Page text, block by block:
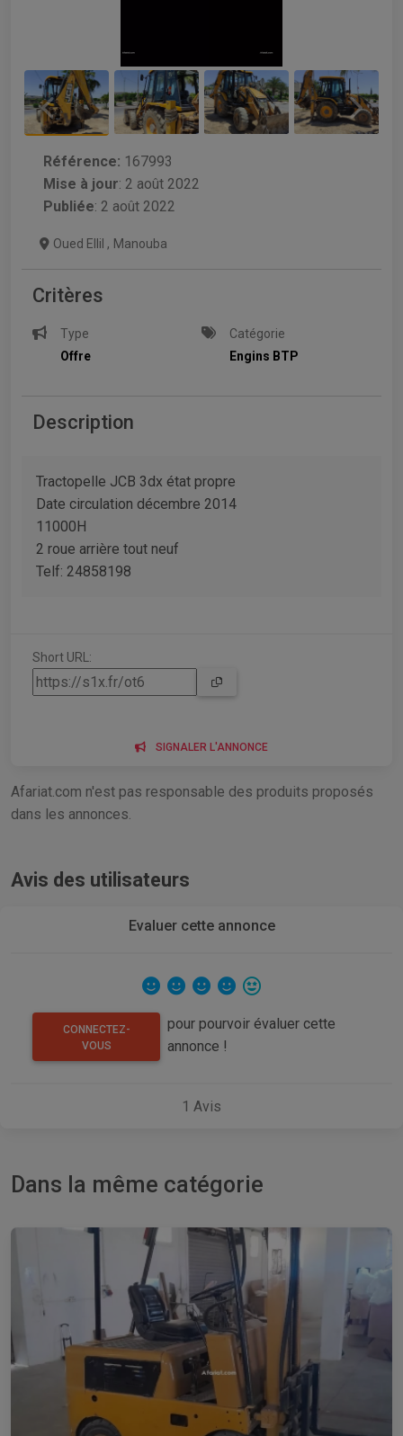
Référence: 167993
Mise à jour: 2 août 2022
Publiée: 2 août 2022
Oued Ellil , Manouba
Critères
Type
Offre
Catégorie
Engins BTP
Description
Tractopelle JCB 3dx état propre
Date circulation décembre 2014
11000H
2 roue arrière tout neuf
Telf: 24858198
Short URL:
SIGNALER L'ANNONCE
Afariat.com n'est pas responsable des produits proposés
dans les annonces.
Avis des utilisateurs
Evaluer cette annonce
CONNECTEZ-
VOUS
pour pourvoir évaluer cette
annonce !
1 Avis
Dans la même catégorie